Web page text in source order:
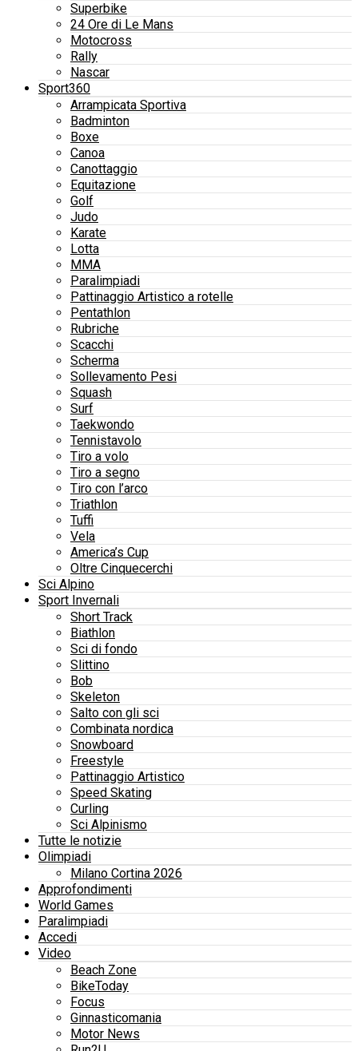
Superbike
24 Ore di Le Mans
Motocross
Rally
Nascar
Sport360
Arrampicata Sportiva
Badminton
Boxe
Canoa
Canottaggio
Equitazione
Golf
Judo
Karate
Lotta
MMA
Paralimpiadi
Pattinaggio Artistico a rotelle
Pentathlon
Rubriche
Scacchi
Scherma
Sollevamento Pesi
Squash
Surf
Taekwondo
Tennistavolo
Tiro a volo
Tiro a segno
Tiro con l’arco
Triathlon
Tuffi
Vela
America’s Cup
Oltre Cinquecerchi
Sci Alpino
Sport Invernali
Short Track
Biathlon
Sci di fondo
Slittino
Bob
Skeleton
Salto con gli sci
Combinata nordica
Snowboard
Freestyle
Pattinaggio Artistico
Speed Skating
Curling
Sci Alpinismo
Tutte le notizie
Olimpiadi
Milano Cortina 2026
Approfondimenti
World Games
Paralimpiadi
Accedi
Video
Beach Zone
BikeToday
Focus
Ginnasticomania
Motor News